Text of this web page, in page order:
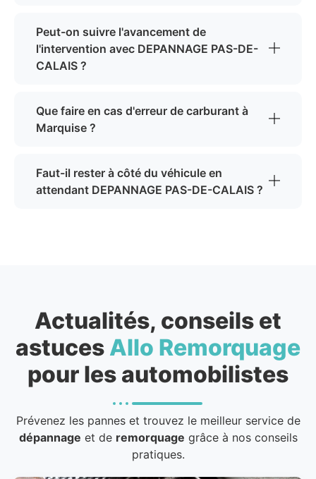
Peut-on suivre l'avancement de
l'intervention avec DEPANNAGE PAS-DE-
CALAIS ?
Que faire en cas d'erreur de carburant à
Marquise ?
Faut-il rester à côté du véhicule en
attendant DEPANNAGE PAS-DE-CALAIS ?
Actualités, conseils et
astuces Allo Remorquage
pour les automobilistes
Prévenez les pannes et trouvez le meilleur service de
dépannage et de remorquage grâce à nos conseils
pratiques.